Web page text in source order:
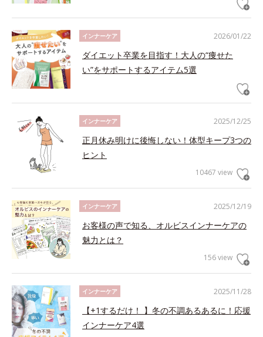
2026/01/22
インナーケア
ダイエット卒業を目指す！大人の“痩せた
い”をサポートするアイテム5選
2025/12/25
インナーケア
正月休み明けに後悔しない！体型キープ3つの
ヒント
10467 view
2025/12/19
インナーケア
お客様の声で知る、オルビスインナーケアの
魅力とは？
156 view
2025/11/28
インナーケア
【+1するだけ！ 】冬の不調あるあるに！応援
インナーケア4選